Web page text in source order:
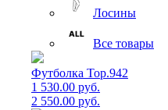
Лосины
Все товары
Футболка Top.942
1 530.00 руб.
2 550.00 руб.